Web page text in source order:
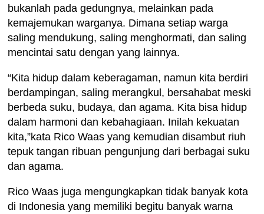
bukanlah pada gedungnya, melainkan pada
kemajemukan warganya. Dimana setiap warga
saling mendukung, saling menghormati, dan saling
mencintai satu dengan yang lainnya.
“Kita hidup dalam keberagaman, namun kita berdiri
berdampingan, saling merangkul, bersahabat meski
berbeda suku, budaya, dan agama. Kita bisa hidup
dalam harmoni dan kebahagiaan. Inilah kekuatan
kita,”kata Rico Waas yang kemudian disambut riuh
tepuk tangan ribuan pengunjung dari berbagai suku
dan agama.
Rico Waas juga mengungkapkan tidak banyak kota
di Indonesia yang memiliki begitu banyak warna